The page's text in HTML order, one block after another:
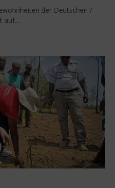
der Deutschen /
auf....